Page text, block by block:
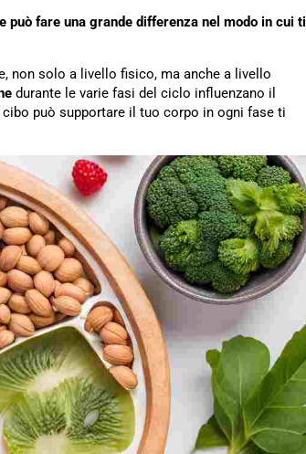
fare una grande differenza nel modo in cui ti
non solo a livello fisico, ma anche a livello
durante le varie fasi del ciclo influenzano il
può supportare il tuo corpo in ogni fase ti